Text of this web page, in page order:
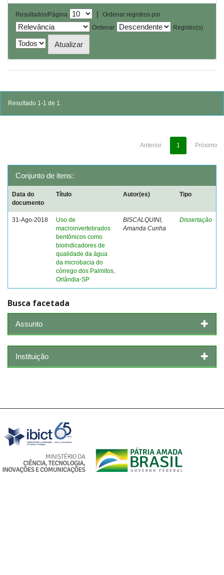
Resultados/Página |
Ordenar registros por
Ordenar
Registro(s)
Resultado 1-1 de 1.
Anterior 1 Próximo
Conjunto de itens:
Data do
documento
Título Autor(es) Tipo
31-Ago-2018
Uso de
macroinvertebrados
bentônicos como
bioindicadores de
qualidade da água
da microbacia do
córrego dos Palmitos,
Orlândia-SP
BISCALQUINI,
Amanda Cunha
Dissertação
Busca facetada
Assunto
Instituição